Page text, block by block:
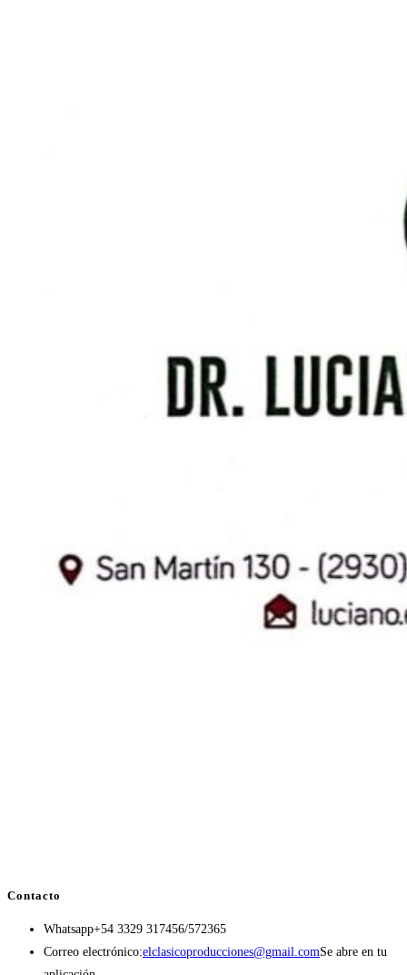
Contacto
Whatsapp+54 3329 317456/572365
Correo electrónico:elclasicoproducciones@gmail.comSe abre en tu